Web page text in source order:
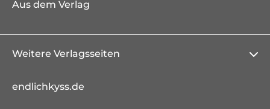
Aus dem Verlag
Weitere Verlagsseiten
endlichkyss.de